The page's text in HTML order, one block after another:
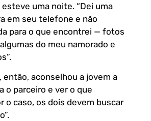
uma noite. “Dei uma
em seu telefone e não
para o que encontrei — fotos
do meu namorado e
então, aconselhou a jovem a
o parceiro e ver o que
o caso, os dois devem buscar